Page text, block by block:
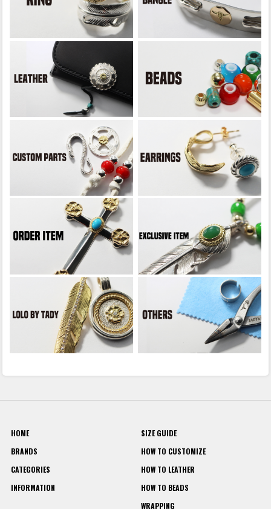
HOME
BRANDS
CATEGORIES
INFORMATION
SIZE GUIDE
HOW TO CUSTOMIZE
HOW TO LEATHER
HOW TO BEADS
WRAPPING